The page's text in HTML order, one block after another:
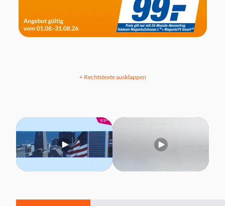
+ Rechtstexte ausklappen